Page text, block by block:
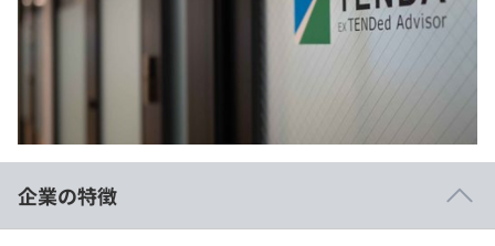
インタビュー
プラン
個人向けプラン
Tech Team Journal
paizaとは？
企業の特徴